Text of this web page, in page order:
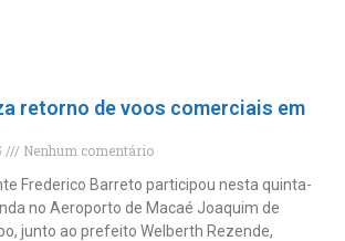
retorno de voos comerciais em
Nenhum comentário
Frederico Barreto participou nesta quinta-
no Aeroporto de Macaé Joaquim de
junto ao prefeito Welberth Rezende,